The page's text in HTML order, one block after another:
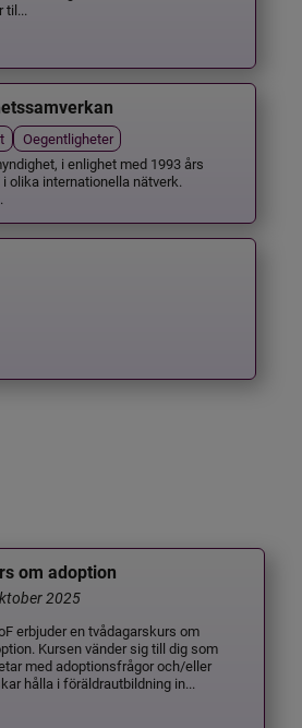
til...
Oegentligheter
i enlighet med 1993 års
olika internationella nätverk.
om adoption
2025
erbjuder en tvådagarskurs om
Kursen vänder sig till dig som
med adoptionsfrågor och/eller
hålla i föräldrautbildning in...